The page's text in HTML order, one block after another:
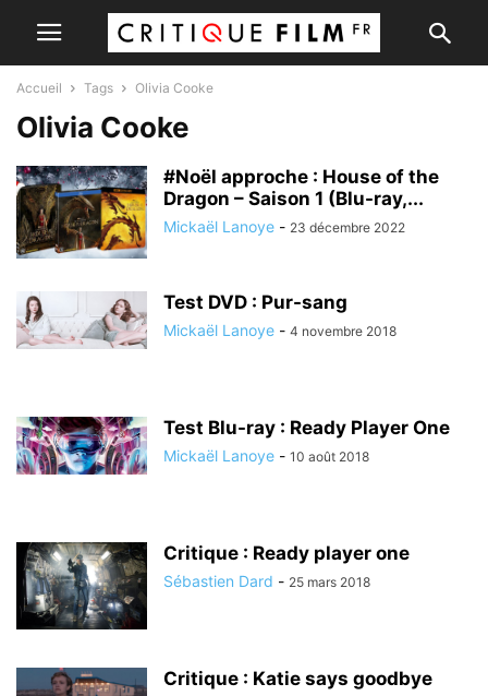
Accueil Tags Olivia Cooke
Olivia Cooke
#Noël approche : House of the
Dragon – Saison 1 (Blu-ray,...
Mickaël Lanoye - 23 décembre 2022
Test DVD : Pur-sang
Mickaël Lanoye - 4 novembre 2018
Test Blu-ray : Ready Player One
Mickaël Lanoye - 10 août 2018
Critique : Ready player one
Sébastien Dard - 25 mars 2018
Critique : Katie says goodbye